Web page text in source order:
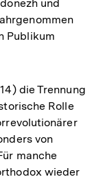
und
Publikum
die Trennung
Rolle
von
manche
wieder